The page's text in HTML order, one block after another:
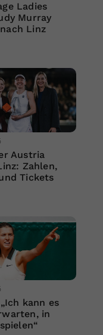
Ladies
Murray
Linz
Austria
Zahlen,
Tickets
kann es
in